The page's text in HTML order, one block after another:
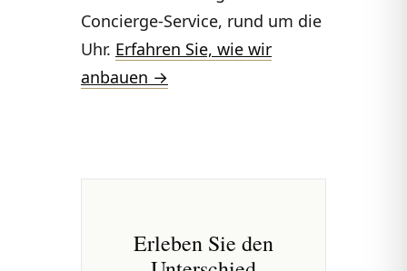
Concierge-Service, rund um die
Uhr. Erfahren Sie, wie wir
anbauen →
Erleben Sie den